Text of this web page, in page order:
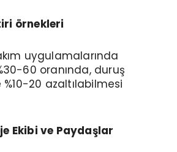
örnekleri
uygulamalarında
60 oranında, duruş
20 azaltılabilmesi
Ekibi ve Paydaşlar